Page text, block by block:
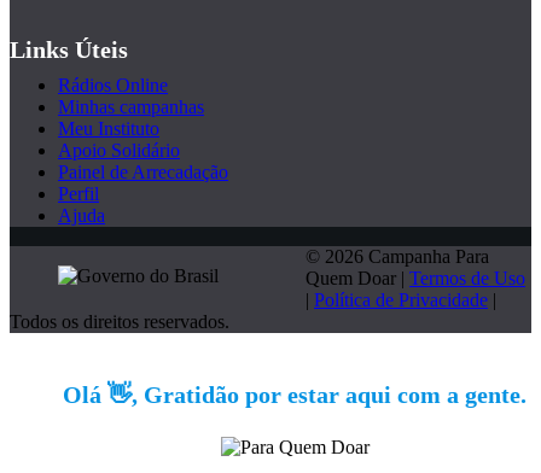
Links Úteis
Rádios Online
Minhas campanhas
Meu Instituto
Apoio Solidário
Painel de Arrecadação
Perfil
Ajuda
© 2026 Campanha Para
Quem Doar | Termos de Uso
| Política de Privacidade |
Todos os direitos reservados.
Olá 👋, Gratidão por estar aqui com a gente.